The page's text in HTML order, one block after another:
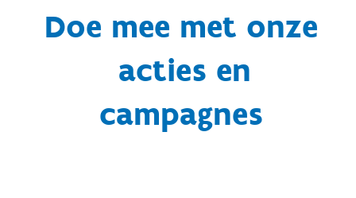
Doe mee met onze
acties en
campagnes